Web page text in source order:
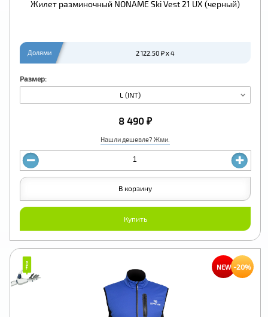
Жилет разминочный NONAME Ski Vest 21 UX (черный)
Долями 2 122.50 ₽ x 4
Размер:
L (INT)
Нашли дешевле? Жми.
8 490 ₽
Купить
В корзину
₽₽ NEW -20%